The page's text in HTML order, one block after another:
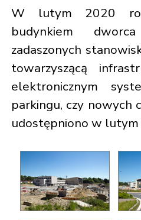
W lutym 2020
budynkiem
zadaszonych
towarzyszącą
elektronicznym
parkingu, czy nowych
udostępniono w